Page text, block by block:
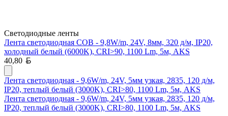
Светодиодные ленты
Лента светодиодная COB - 9,8W/m, 24V, 8мм, 320 д/м, IP20,
холодный белый (6000K), CRI>90, 1100 Lm, 5м, AKS
40,80
Лента светодиодная - 9,6W/m, 24V, 5мм узкая, 2835, 120 д/м,
IP20, теплый белый (3000K), CRI>80, 1100 Lm, 5м, AKS
Лента светодиодная - 9,6W/m, 24V, 5мм узкая, 2835, 120 д/м,
IP20, теплый белый (3000K), CRI>80, 1100 Lm, 5м, AKS